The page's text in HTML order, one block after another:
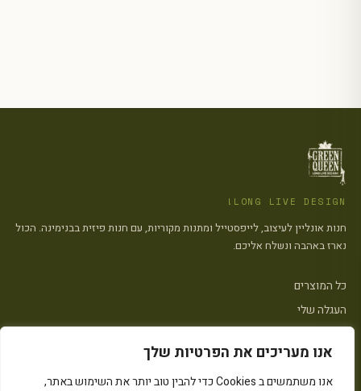
אנו מעריכים את הפרטיות שלך
אנו משתמשים ב Cookies כדי להבין טוב יותר את השימוש באתר,
LONG LIVE DESIGN!
חנות אונליין לעיצוב, לייפסטייל ומתנות מקוריות, עם חנות פיזית בבנימינה. הכול
נארז באהבה ונשלח אליכם.
כל המוצרים
העגלה שלי